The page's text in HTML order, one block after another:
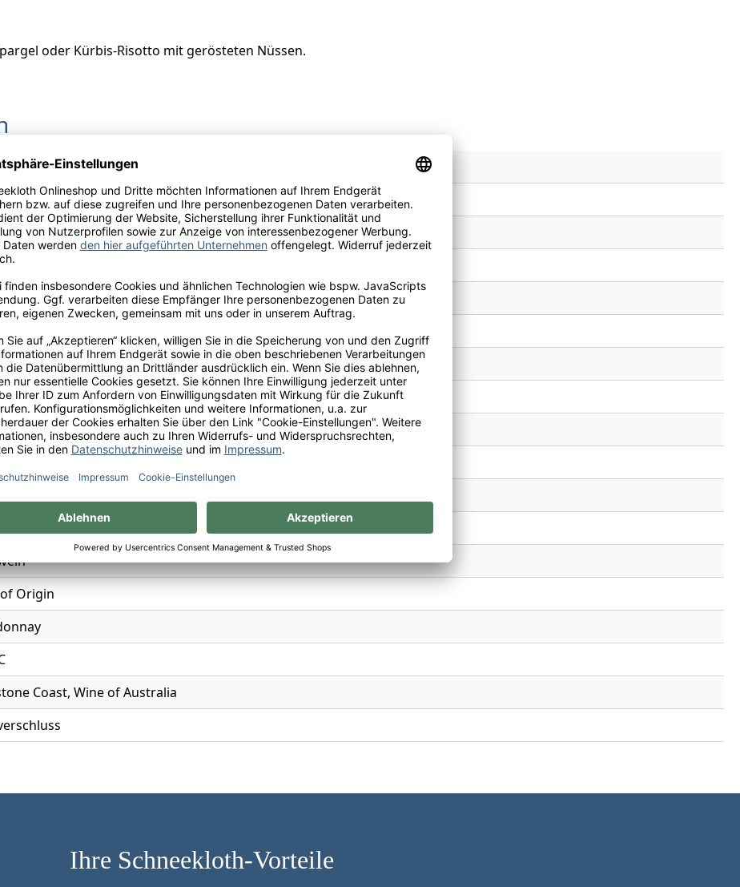
oder Kürbis-Risotto mit gerösteten Nüssen.
Einig-Zenzen GmbH, Carl-Friedrich-Benz-Str. 8, D-56759 Kaisersesch
Sulfite
vol.
Coast
Melone, Orangenschale, Pfirsich, Vanille
Origin
Coast, Wine of Australia
Ihre Schneekloth-Vorteile